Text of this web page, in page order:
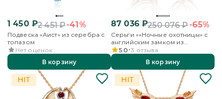
1 450₽2 451₽-41%
Подвеска «Аист» из серебра с
топазом
Нет оценок
В корзину
87 036₽250 076₽-65%
Серьги ««Ночные охотницы» с
английским замком из
комбинированного золота
5.0 3 отзыва
В корзину